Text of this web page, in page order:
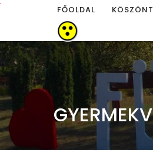
FŐOLDAL